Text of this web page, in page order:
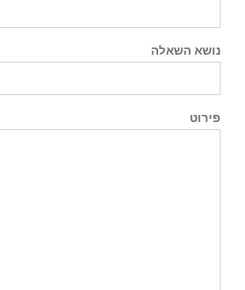
נושא השאלה
פירוט